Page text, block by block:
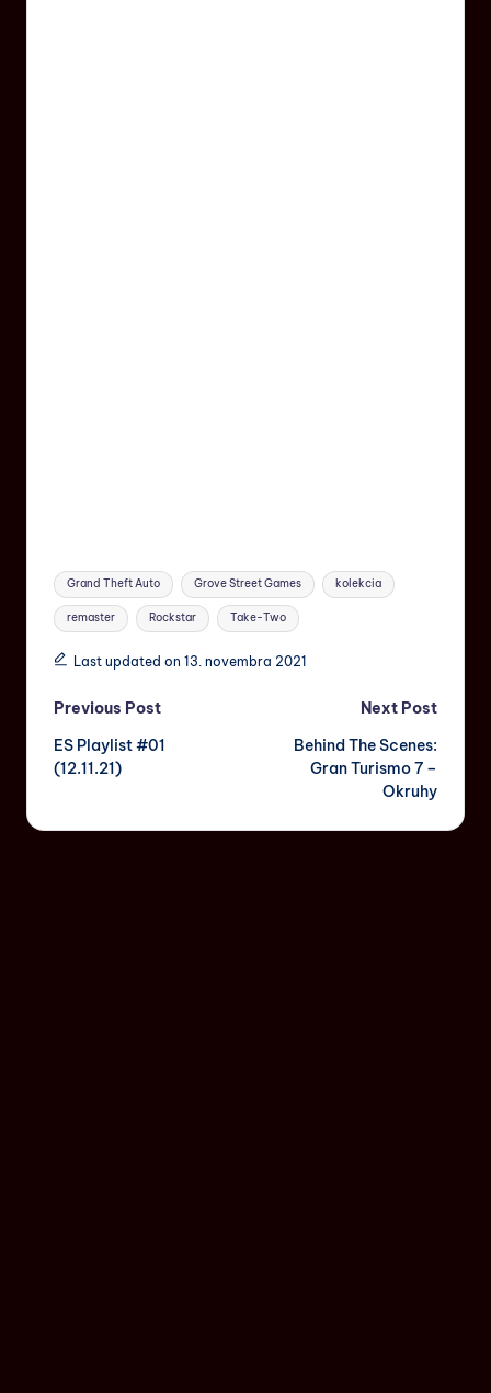
Grand Theft Auto Grove Street Games kolekcia
remaster Rockstar Take-Two
Last updated on 13. novembra 2021
Previous Post
ES Playlist #01
(12.11.21)
Next Post
Behind The Scenes:
Gran Turismo 7 –
Okruhy